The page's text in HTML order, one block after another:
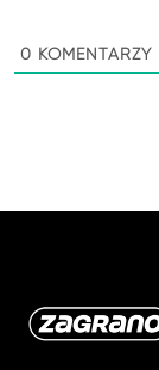
0 KOMENTARZY